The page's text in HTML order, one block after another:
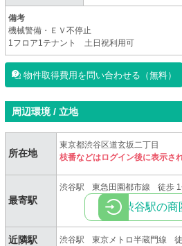
備考
機械警備・ＥＶ不停止
1フロア1テナント 土日祝利用可
物件取得費用を問い合わせる（無料）
周辺環境 / 立地
所在地
東京都渋谷区道玄坂二丁目
枝番などはログイン後に表示さ
最寄駅
渋谷駅 東急田園都市線 徒歩
渋谷駅の
近隣駅 渋谷駅 東京メトロ半蔵門線